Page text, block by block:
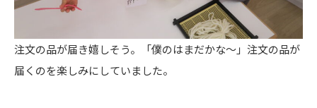
注文の品が届き嬉しそう。「僕のはまだかな～」注文の品が
届くのを楽しみにしていました。